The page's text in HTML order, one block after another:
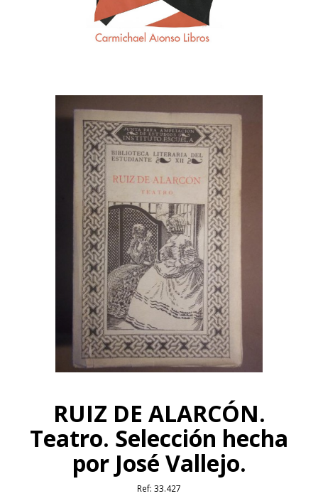
RUIZ DE ALARCÓN.
Teatro. Selección hecha
por José Vallejo.
Ref: 33.427